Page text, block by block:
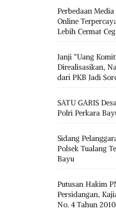
Perbedaan
Online
Lebih Cermat
Janji “Uang
Direalisasikan,
dari PKB Jadi
SATU GARIS
Polri Perkara
Sidang
Polsek Tualang
Bayu
Putusan Hakim
Persidangan,
No. 4 Tahun